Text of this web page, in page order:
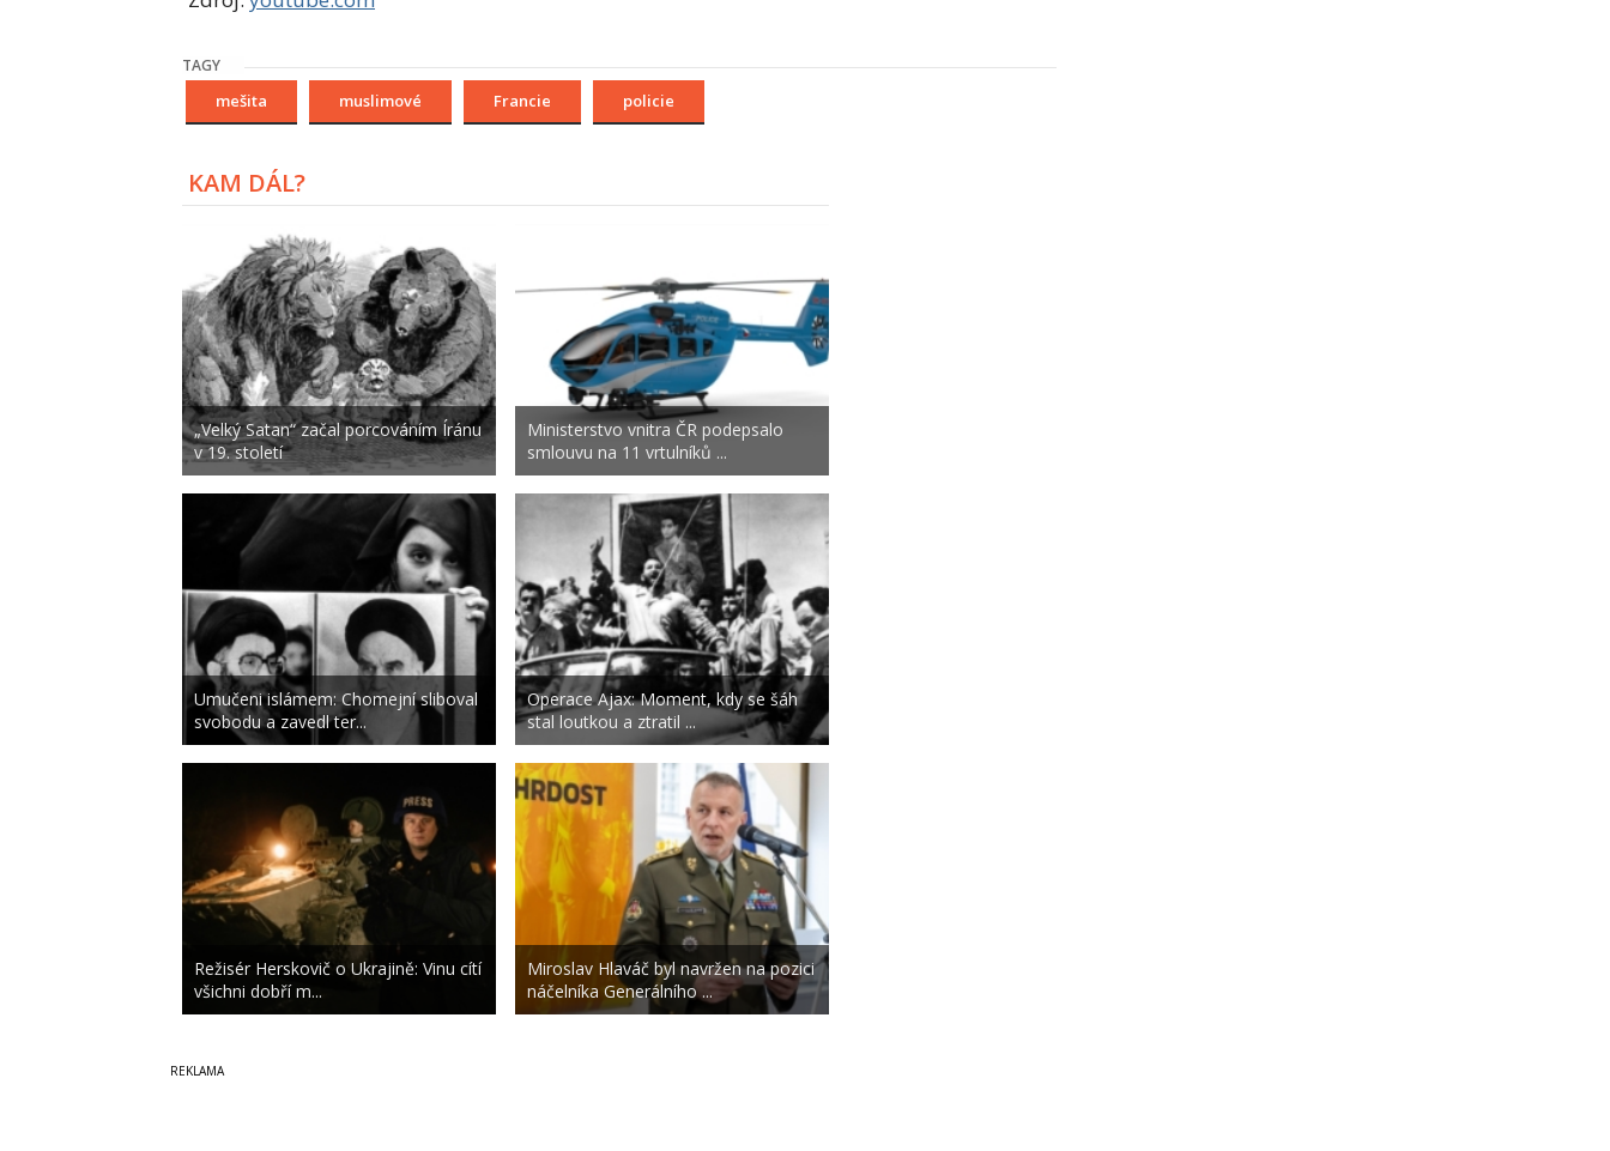
TAGY
mešita muslimové Francie policie
KAM DÁL?
„Velký Satan“ začal porcováním Íránu
v 19. století
Umučeni islámem: Chomejní sliboval
svobodu a zavedl ter...
Režisér Herskovič o Ukrajině: Vinu cítí
všichni dobří m...
Ministerstvo vnitra ČR podepsalo
smlouvu na 11 vrtulníků ...
Operace Ajax: Moment, kdy se šáh
stal loutkou a ztratil ...
Miroslav Hlaváč byl navržen na pozici
náčelníka Generálního ...